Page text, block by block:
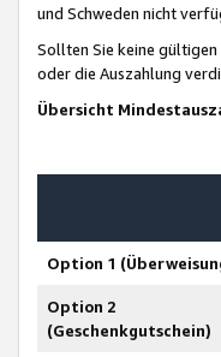
und Schweden nicht
Sollten Sie keine
oder die Auszahlung
Übersicht
Option 1
Option 2
(Geschenkgutschein)